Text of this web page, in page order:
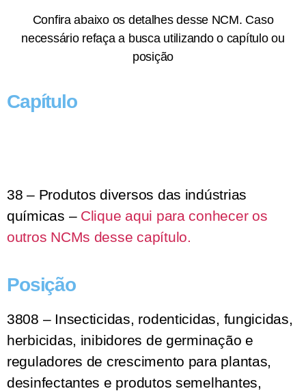
Confira abaixo os detalhes desse NCM. Caso
necessário refaça a busca utilizando o capítulo ou
posição
Capítulo
38 – Produtos diversos das indústrias
químicas – Clique aqui para conhecer os
outros NCMs desse capítulo.
Posição
3808 – Insecticidas, rodenticidas, fungicidas,
herbicidas, inibidores de germinação e
reguladores de crescimento para plantas,
desinfectantes e produtos semelhantes,